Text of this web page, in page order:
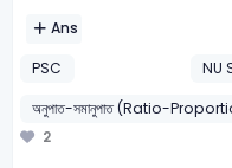
Ans
PSC
NU
অনুপাত-সমানুপাত (Ratio-
2